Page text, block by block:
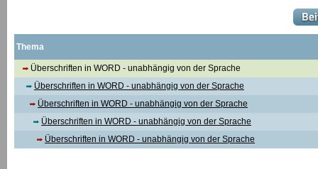
Thema
Überschriften in WORD - unabhängig von der Sprache
Überschriften in WORD - unabhängig von der Sprache
Überschriften in WORD - unabhängig von der Sprache
Überschriften in WORD - unabhängig von der Sprache
Überschriften in WORD - unabhängig von der Sprache